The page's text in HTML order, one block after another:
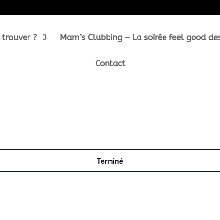
trouver ? Mam’s Clubbing – La soirée feel good
Contact
Terminé